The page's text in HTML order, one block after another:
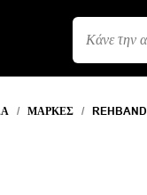
ΑΝΑΖΉΤΗΣΗ
ΠΡΟΪΌΝΤΩΝ
/ ΜΆΡΚΕΣ / REHBAND